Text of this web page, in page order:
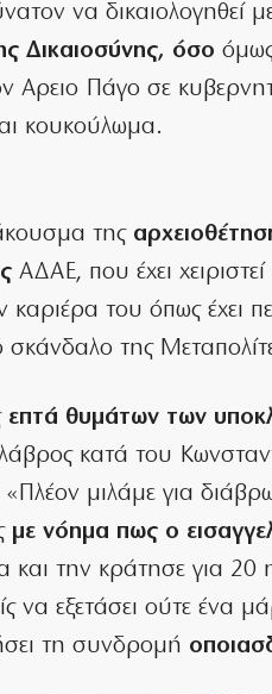
να δικαιολογηθεί
Δικαιοσύνης, όσο
Αρειο Πάγο σε
κουκούλωμα.
της
ΑΔΑΕ, που έχει
του όπως έχει
σκάνδαλο της
επτά θυμάτων των
κατά του
«Πλέον μιλάμε για
με νόημα πως ο
και την κράτησε για 20
να εξετάσει ούτε ένα
τη συνδρομή